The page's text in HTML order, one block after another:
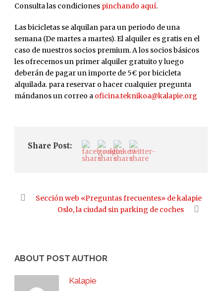
Consulta las condiciones pinchando aquí.
Las bicicletas se alquilan para un periodo de una
semana (De martes a martes). El alquiler es gratis en el
caso de nuestros socios premium. A los socios básicos
les ofrecemos un primer alquiler gratuito y luego
deberán de pagar un importe de 5€ por bicicleta
alquilada. para reservar o hacer cualquier pregunta
mándanos un correo a oficina.teknikoa@kalapie.org
Share Post:
Sección web «Preguntas frecuentes» de kalapie
Oslo, la ciudad sin parking de coches
ABOUT POST AUTHOR
Kalapie